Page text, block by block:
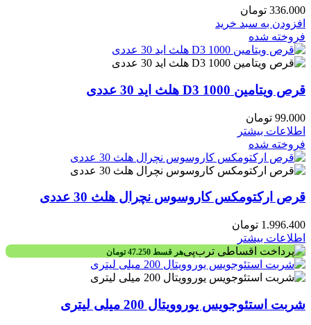
336.000 تومان
افزودن به سبد خرید
فروخته شده
قرص ویتامین D3 1000 هلث اید 30 عددی
99.000 تومان
اطلاعات بیشتر
فروخته شده
قرص ارکتومکس کاروسوس نچرال هلث 30 عددی
1.996.400 تومان
اطلاعات بیشتر
هر قسط 47.250 تومان
شربت استئوجویس یوروویتال 200 میلی لیتری